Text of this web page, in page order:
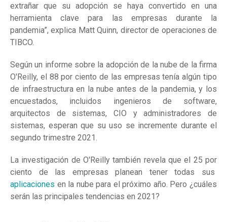
extrañar que su adopción se haya convertido en una
herramienta clave para las empresas durante la
pandemia”, explica Matt Quinn, director de operaciones de
TIBCO.
Según un informe sobre la adopción de la nube de la firma
O'Reilly, el 88 por ciento de las empresas tenía algún tipo
de infraestructura en la nube antes de la pandemia, y los
encuestados, incluidos ingenieros de software,
arquitectos de sistemas, CIO y administradores de
sistemas, esperan que su uso se incremente durante el
segundo trimestre 2021.
La investigación de O'Reilly también revela que el 25 por
ciento de las empresas planean tener todas sus
aplicaciones en la nube para el próximo año. Pero ¿cuáles
serán las principales tendencias en 2021?